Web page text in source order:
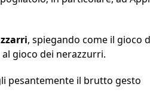
, spiegando come il gioco
gioco dei nerazzurri.
pesantemente il brutto gesto